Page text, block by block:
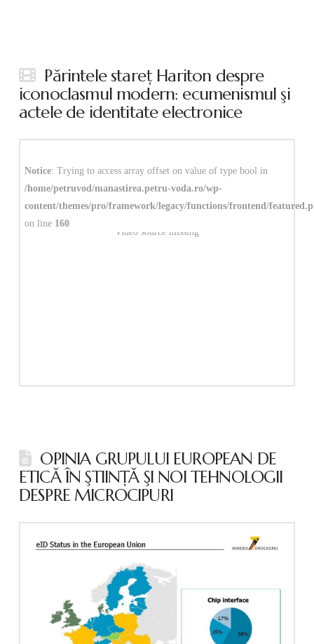
Părintele stareţ Hariton despre
iconoclasmul modern: ecumenismul şi
actele de identitate electronice
Notice: Trying to access array offset on value of type bool in
/home/petruvod/manastirea.petru-voda.ro/wp-
content/themes/pro/framework/legacy/functions/frontend/
on line 160
Video source missing
OPINIA GRUPULUI EUROPEAN DE
ETICĂ ÎN ŞTIINŢĂ ŞI NOI TEHNOLOGII
DESPRE MICROCIPURI